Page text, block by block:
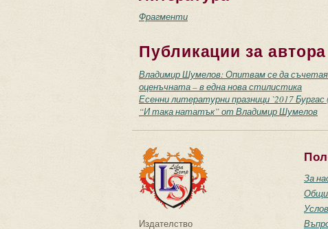
Фрагменти
Публикации за автора
Владимир Шумелов: Опитвам се да
оценъчната – в една нова стилистика
Есенни литературни празници `2017 Бургас
“И така нататък” от Владимир Шумелов
Издателство
За
Общи